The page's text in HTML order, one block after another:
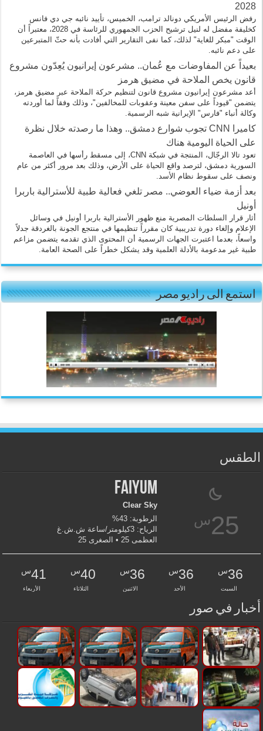
2028
رفض الرئيس الأمريكي دونالد ترامب، الخميس، تأييد نائبه جي دي فانس
كخليفة مفضل له لنيل ترشيح الحزب الجمهوري للرئاسة في 2028، معتبراً أن
الوقت "مبكر للغاية" لذلك، كما نفى التقارير التي أفادت بأنه حثّ المتبرعين
على دعم نائبه.
بعيداً عن المفاوضات مع عُمان.. مشرعون إيرانيون يُعِدّون مشروع
قانون يخص الملاحة في مضيق هرمز
أعد مشرعون إيرانيون مشروع قانون لتنظيم حركة الملاحة عبر مضيق هرمز،
يتضمن "قيوداً على سفن معينة وعقوبات للمخالفين"، وذلك وفقاً لما أوردته
وكالة أنباء "فارس" الإيرانية شبه الرسمية.
كاميرا CNN تجوب شوارع دمشق.. وهذا ما رصدته خلال نظرة
على الحياة اليومية هناك
تعود تالا الرجّال، المنتجة في شبكة CNN، إلى مسقط رأسها في العاصمة
السورية دمشق، لترصد واقع الحياة على الأرض، وذلك بعد مرور أكثر من عام
ونصف على سقوط نظام الأسد.
بعد أزمة ضياء العوضي.. مصر تلغي فعالية طبية للأسترالية باربرا
أونيل
أثار قرار السلطات المصرية منع ظهور الأسترالية باربرا أونيل في وسائل
الإعلام وإلغاء دورة تدريبية كان مقرراً تنظيمها في منتجع الجونة بالغردقة جدلاً
واسعاً، بعدما اعتبرت الجهات الرسمية أن المحتوى الذي تقدمه يتضمن مزاعم
طبية غير مدعومة بالأدلة العلمية وقد يشكل خطراً على الصحة العامة.
استمع الى راديو مصر
الطقس
25س
Faiyum
Clear Sky
الرطوبة: 43%
الرياح: 3كيلومتر/ساعة ش.ش.غ
العظمى 25 • الصغرى 25
36س
السبت
36س
الأحد
36س
الاثنين
40س
الثلاثاء
41س
الأربعاء
أخبار في صور